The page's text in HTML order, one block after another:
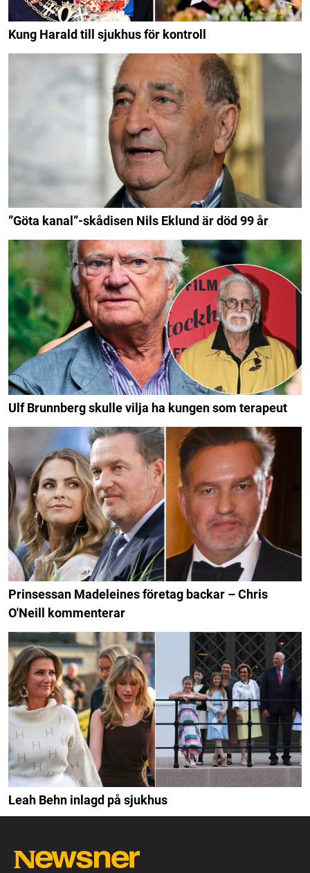
Kung Harald till sjukhus för kontroll
”Göta kanal”-skådisen Nils Eklund är död 99 år
Ulf Brunnberg skulle vilja ha kungen som terapeut
Prinsessan Madeleines företag backar – Chris
O'Neill kommenterar
Leah Behn inlagd på sjukhus